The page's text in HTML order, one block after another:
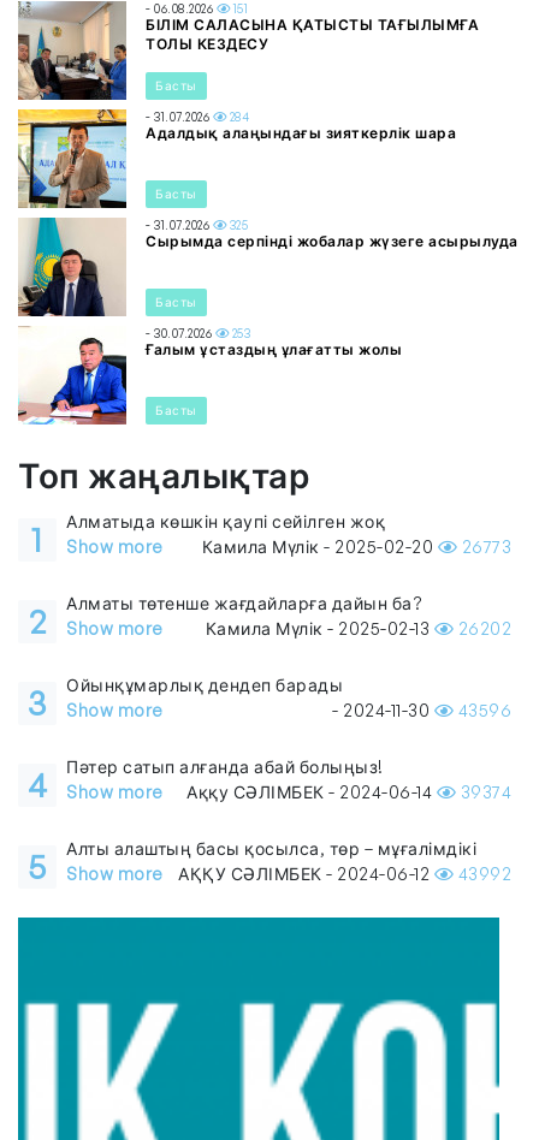
- 06.08.2026 151
БІЛІМ САЛАСЫНА ҚАТЫСТЫ ТАҒЫЛЫМҒА
ТОЛЫ КЕЗДЕСУ
Басты
- 31.07.2026 284
Адалдық алаңындағы зияткерлік шара
Басты
- 31.07.2026 325
Сырымда серпінді жобалар жүзеге асырылуда
Басты
- 30.07.2026 253
Ғалым ұстаздың ұлағатты жолы
Басты
Топ жаңалықтар
1
Алматыда көшкін қаупі сейілген жоқ
Show more
Камила Мүлік - 2025-02-20 26773
2
Алматы төтенше жағдайларға дайын ба?
Show more
Камила Мүлік - 2025-02-13 26202
3
Ойынқұмарлық дендеп барады
Show more
- 2024-11-30 43596
4
Пәтер сатып алғанда абай болыңыз!
Show more
Аққу СӘЛІМБЕК - 2024-06-14 39374
5
Алты алаштың басы қосылса, төр – мұғалімдікі
Show more
АҚҚУ СӘЛІМБЕК - 2024-06-12 43992